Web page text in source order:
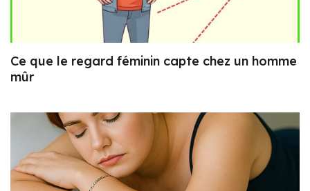
Ce que le regard féminin capte chez un homme
mûr